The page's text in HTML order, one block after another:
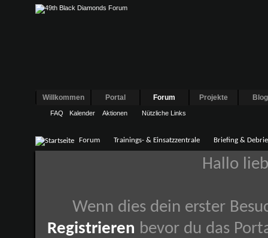
Willkommen Portal Forum
FAQ Kalender Aktionen Nützliche Links
Projekte
Forum Trainings- & Einsatzzentrale Briefing &
Hallo
Wenn dies dein erster
Registrieren bevor du das